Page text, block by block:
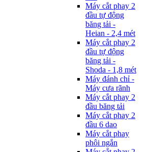
Máy cắt phay 2
đầu tự động
băng tải -
Heian - 2,4 mét
Máy cắt phay 2
đầu tự động
băng tải -
Shoda - 1,8 mét
Máy đánh chỉ -
Máy cưa rãnh
Máy cắt phay 2
đầu băng tải
Máy cắt phay 2
đầu 6 dao
Máy cắt phay
phôi ngắn